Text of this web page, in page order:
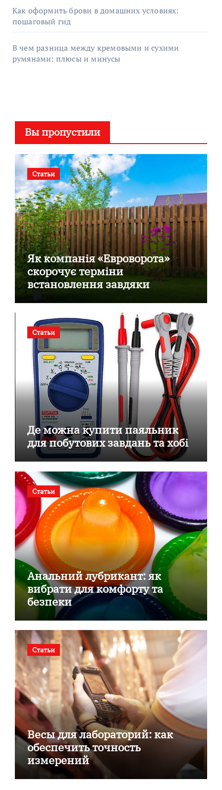
Как оформить брови в домашних условиях:
пошаговый гид
В чем разница между кремовыми и сухими
румянами: плюсы и минусы
Вы пропустили
Статьи
Як компанія «Евроворота»
скорочує терміни
встановлення завдяки
готовим секційним воротам
Статьи
Де можна купити паяльник
для побутових завдань та хобі
Статьи
Анальний лубрикант: як
вибрати для комфорту та
безпеки
Статьи
Весы для лабораторий: как
обеспечить точность
измерений